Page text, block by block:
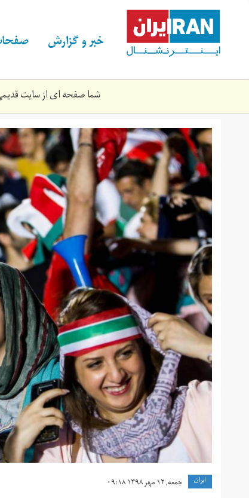
content خبر و گزارش
شما صفحه ای از سایت
azadi-
34434-
a.jpg
ايران جمعه, ۱۲ مهر ۱۳۹۸ ۰۹:۱۸